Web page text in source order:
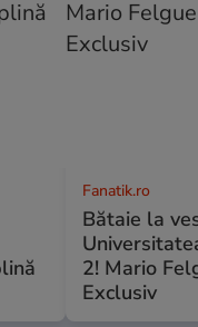
Fanatik.ro
Bătaie la
2! Mario
Exclusiv